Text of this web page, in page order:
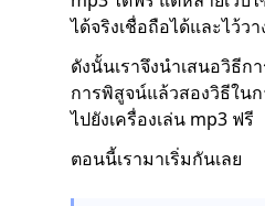
ได้จริงเชื่อถือได้และไว้ว
ดังนั้นเราจึงนำเสนอวิธีก
การพิสูจน์แล้วสองวิธีใน
ไปยังเครื่องเล่น mp3 ฟรี
ตอนนี้เรามาเริ่มกันเลย